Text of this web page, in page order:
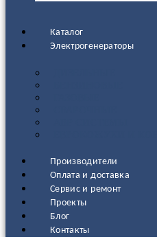
Каталог
Электрогенераторы
Производители
Оплата и доставка
Сервис и ремонт
Проекты
Блог
Контакты